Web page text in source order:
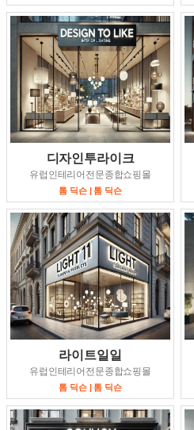
디자인투라이크
유럽인테리어전문종합쇼핑몰
톰 딕슨 | 톰 딕슨
라이트일일
유럽인테리어전문종합쇼핑몰
톰 딕슨 | 톰 딕슨